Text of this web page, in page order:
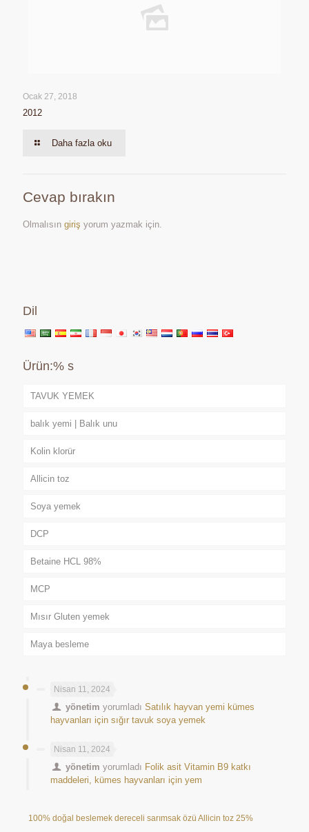
Ocak 27, 2018
2012
Daha fazla oku
Cevap bırakın
Olmalısın giriş yorum yazmak için.
Dil
Ürün:% s
TAVUK YEMEK
balık yemi | Balık unu
Kolin klorür
Allicin toz
Soya yemek
DCP
Betaine HCL 98%
MCP
Mısır Gluten yemek
Maya besleme
Nisan 11, 2024
yönetim yorumladıSatılık hayvan yemi kümes
hayvanları için sığır tavuk soya yemek
Nisan 11, 2024
yönetim yorumladı Folik asit Vitamin B9 katkı
maddeleri, kümes hayvanları için yem
100% doğal beslemek dereceli sarımsak özü Allicin toz 25%